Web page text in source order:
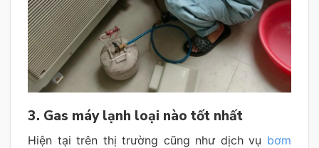
3. Gas máy lạnh loại nào tốt nhất
Hiện tại trên thị trường cũng như dịch vụ bơm